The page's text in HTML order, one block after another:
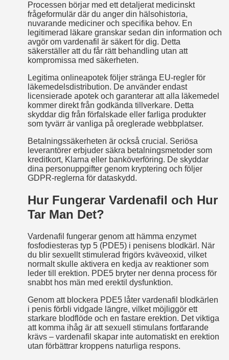
Processen börjar med ett detaljerat medicinskt
frågeformulär där du anger din hälsohistoria,
nuvarande mediciner och specifika behov. En
legitimerad läkare granskar sedan din information och
avgör om vardenafil är säkert för dig. Detta
säkerställer att du får rätt behandling utan att
kompromissa med säkerheten.
Legitima onlineapotek följer stränga EU-regler för
läkemedelsdistribution. De använder endast
licensierade apotek och garanterar att alla läkemedel
kommer direkt från godkända tillverkare. Detta
skyddar dig från förfalskade eller farliga produkter
som tyvärr är vanliga på oreglerade webbplatser.
Betalningssäkerheten är också crucial. Seriösa
leverantörer erbjuder säkra betalningsmetoder som
kreditkort, Klarna eller banköverföring. De skyddar
dina personuppgifter genom kryptering och följer
GDPR-reglerna för dataskydd.
Hur Fungerar Vardenafil och Hur
Tar Man Det?
Vardenafil fungerar genom att hämma enzymet
fosfodiesteras typ 5 (PDE5) i penisens blodkärl. När
du blir sexuellt stimulerad frigörs kväveoxid, vilket
normalt skulle aktivera en kedja av reaktioner som
leder till erektion. PDE5 bryter ner denna process för
snabbt hos män med erektil dysfunktion.
Genom att blockera PDE5 låter vardenafil blodkärlen
i penis förbli vidgade längre, vilket möjliggör ett
starkare blodflöde och en fastare erektion. Det viktiga
att komma ihåg är att sexuell stimulans fortfarande
krävs – vardenafil skapar inte automatiskt en erektion
utan förbättrar kroppens naturliga respons.